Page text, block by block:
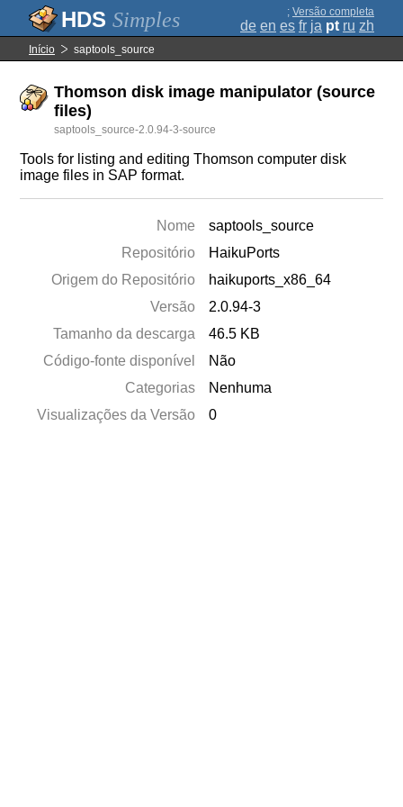
Simples ; Versão completa
de en es fr ja pt ru zh
Início saptools_source
Thomson disk image manipulator (source
files)
saptools_source-2.0.94-3-source
Tools for listing and editing Thomson computer disk
image files in SAP format.
Nome
saptools_source
Repositório
HaikuPorts
Origem do Repositório
haikuports_x86_64
Versão
2.0.94-3
Tamanho da descarga
46.5 KB
Código-fonte disponível
Não
Categorias
Nenhuma
Visualizações da Versão
0